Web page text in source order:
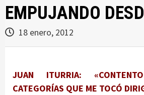
EMPUJANDO
18 enero, 2012
JUAN ITURRIA:
CATEGORÍAS QUE ME TOCÓ